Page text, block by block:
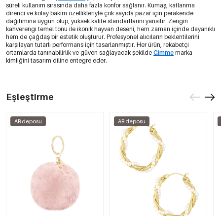
süreli kullanım sırasında daha fazla konfor sağlanır. Kumaş, katlanma
direnci ve kolay bakım özellikleriyle çok sayıda pazar için perakende
dağıtımına uygun olup, yüksek kalite standartlarını yansıtır. Zengin
kahverengi temel tonu ile ikonik hayvan deseni, hem zaman içinde dayanıklı
hem de çağdaş bir estetik oluşturur. Profesyonel alıcıların beklentilerini
karşılayan tutarlı performans için tasarlanmıştır. Her ürün, rekabetçi
ortamlarda tanınabilirlik ve güven sağlayacak şekilde Gimme marka
kimliğini tasarım diline entegre eder.
Eşleştirme
AB deposu AB deposu